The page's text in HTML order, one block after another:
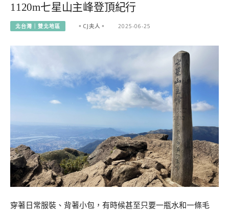
1120m七星山主峰登頂紀行
北台灣｜雙北地區 。CJ夫人。 2025-06-25
穿著日常服裝、背著小包，有時候甚至只要一瓶水和一條毛